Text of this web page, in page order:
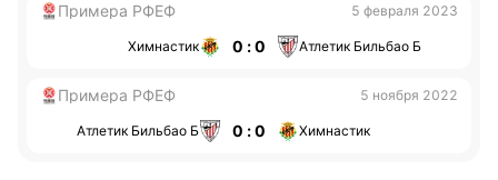
Примера РФЕФ 5 февраля 2023
Химнастик 0 : 0 Атлетик Бильбао Б
Примера РФЕФ 5 ноября 2022
Атлетик Бильбао Б 0 : 0 Химнастик